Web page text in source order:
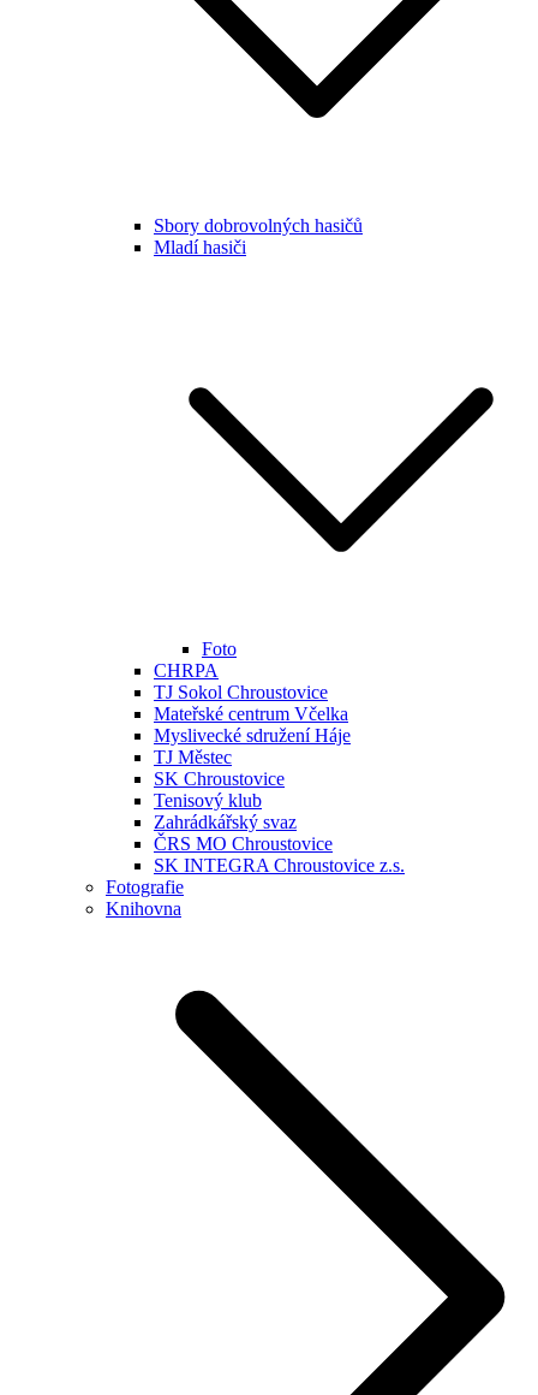
Sbory dobrovolných hasičů
Mladí hasiči
Foto
CHRPA
TJ Sokol Chroustovice
Mateřské centrum Včelka
Myslivecké sdružení Háje
TJ Městec
SK Chroustovice
Tenisový klub
Zahrádkářský svaz
ČRS MO Chroustovice
SK INTEGRA Chroustovice z.s.
Fotografie
Knihovna